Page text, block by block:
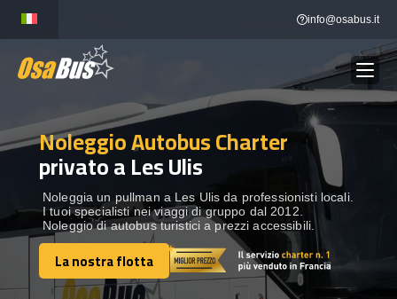
content
info@osabus.it
NOLEGGIO AUTOBUS Show dropdown
DESTINAZIONI Show dropdown
FLOTTA
Noleggio Autobus Charter
privato a Les Ulis
Noleggia un pullman a Les Ulis da professionisti locali.
I tuoi specialisti nei viaggi di gruppo dal 2012.
Noleggio di autobus turistici a prezzi accessibili.
La nostra flotta
La nostra flotta